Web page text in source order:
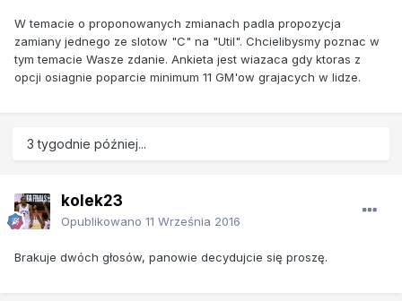
W temacie o proponowanych zmianach padla propozycja
zamiany jednego ze slotow "C" na "Util". Chcielibysmy poznac w
tym temacie Wasze zdanie. Ankieta jest wiazaca gdy ktoras z
opcji osiagnie poparcie minimum 11 GM'ow grajacych w lidze.
3 tygodnie później...
kolek23
Opublikowano 11 Września 2016
Brakuje dwóch głosów, panowie decydujcie się proszę.